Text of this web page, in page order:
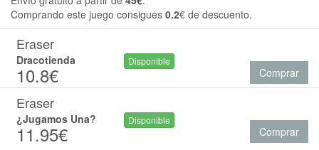
Comprando este juego consigues 0.2€ de descuento.
Eraser
Dracotienda
10.8€
Disponible
Comprar
Eraser
¿Jugamos Una?
11.95€
Disponible
Comprar